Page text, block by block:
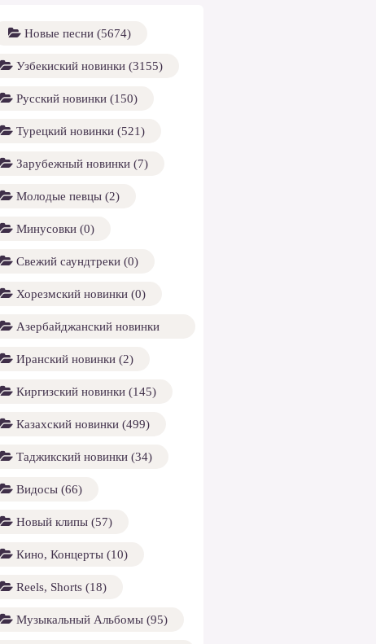
Новые песни (5674)
Узбекиский новинки (3155)
Русский новинки (150)
Турецкий новинки (521)
Зарубежный новинки (7)
Молодые певцы (2)
Минусовки (0)
Свежий саундтреки (0)
Хорезмский новинки (0)
Азербайджанский новинки
(1158)
Иранский новинки (2)
Киргизский новинки (145)
Казахский новинки (499)
Таджикский новинки (34)
Видосы (66)
Новый клипы (57)
Кино, Концерты (10)
Reels, Shorts (18)
Музыкальный Альбомы (95)